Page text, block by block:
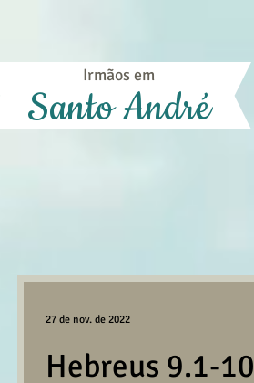
Irmãos em
Santo André
Hebreus 9.1-10
27 de nov. de 2022